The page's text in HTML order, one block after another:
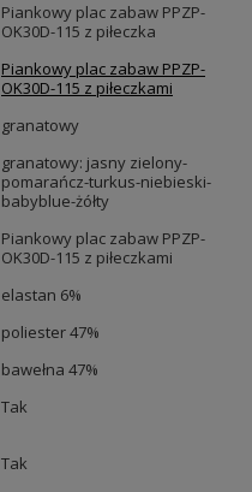
Piankowy plac zabaw PPZP-
OK30D-115 z piłeczka
Piankowy plac zabaw PPZP-
OK30D-115 z piłeczkami
granatowy
granatowy: jasny zielony-
pomarańcz-turkus-niebieski-
babyblue-żółty
Piankowy plac zabaw PPZP-
OK30D-115 z piłeczkami
elastan 6%
poliester 47%
bawełna 47%
Tak
Tak